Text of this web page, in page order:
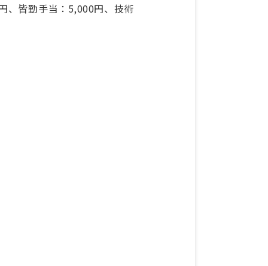
、皆勤手当：5,000円、技術